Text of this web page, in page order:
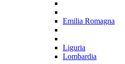
Emilia Romagna
Liguria
Lombardia